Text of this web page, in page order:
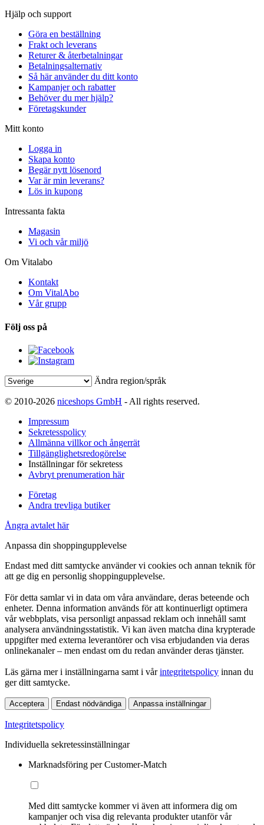
Hjälp och support
Göra en beställning
Frakt och leverans
Returer & återbetalningar
Betalningsalternativ
Så här använder du ditt konto
Kampanjer och rabatter
Behöver du mer hjälp?
Företagskunder
Mitt konto
Logga in
Skapa konto
Begär nytt lösenord
Var är min leverans?
Lös in kupong
Intressanta fakta
Magasin
Vi och vår miljö
Om Vitalabo
Kontakt
Om VitalAbo
Vår grupp
Följ oss på
Ändra region/språk
© 2010-2026 niceshops GmbH - All rights reserved.
Impressum
Sekretesspolicy
Allmänna villkor och ångerrät
Tillgänglighetsredogörelse
Inställningar för sekretess
Avbryt prenumeration här
Företag
Andra trevliga butiker
Ångra avtalet här
Anpassa din shoppingupplevelse
Endast med ditt samtycke använder vi cookies och annan teknik för
att ge dig en personlig shoppingupplevelse.
För detta samlar vi in data om våra användare, deras beteende och
enheter. Denna information används för att kontinuerligt optimera
vår webbplats, visa personligt anpassad reklam och innehåll samt
analysera användningsstatistik. Vi kan även matcha dina krypterade
uppgifter med externa leverantörer och visa erbjudanden via deras
onlinekanaler – men endast om du redan använder deras tjänster.
Läs gärna mer i inställningarna samt i vårintegritetspolicy innan du
ger ditt samtycke.
Acceptera Endast nödvändiga Anpassa inställningar
Integritetspolicy
Individuella sekretessinställningar
Marknadsföring per Customer-Match
Med ditt samtycke kommer vi även att informera dig om
kampanjer och visa dig relevanta produkter utanför vår